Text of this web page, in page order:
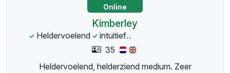
Online
Kimberley
Heldervoelend intuitief
35
Heldervoelend, helderziend medium. Zeer